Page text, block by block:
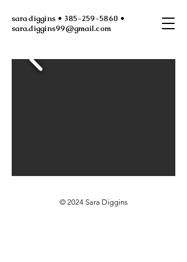
sara diggins • 385-259-5860 •
sara.diggins99@gmail.com
© 2024 Sara Diggins